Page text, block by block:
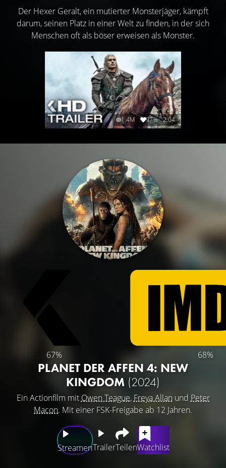
Der Hexer Geralt, ein mutierter Monsterjäger, kämpft
darum, seinen Platz in einer Welt zu finden, in der sich
Menschen oft als böser erweisen als Monster.
1.4M 97% 2:04
67% 68%
PLANET DER AFFEN 4: NEW
KINGDOM (2024)
Ein Actionfilm mit Owen Teague, Freya Allan und Peter
Macon. Mit einer FSK-Freigabe ab 12 Jahren.
StreamenTrailerTeilenWatchlist